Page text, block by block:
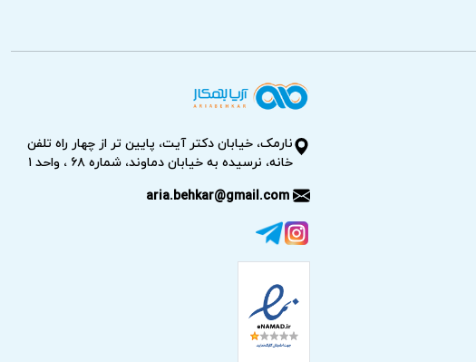
نارمک، خیابان دکتر آیت، پایین تر از چهار راه تلفن
خانه، نرسیده به خیابان دماوند، شماره ۶۸ ، واحد ۱
aria.behkar@gmail.com